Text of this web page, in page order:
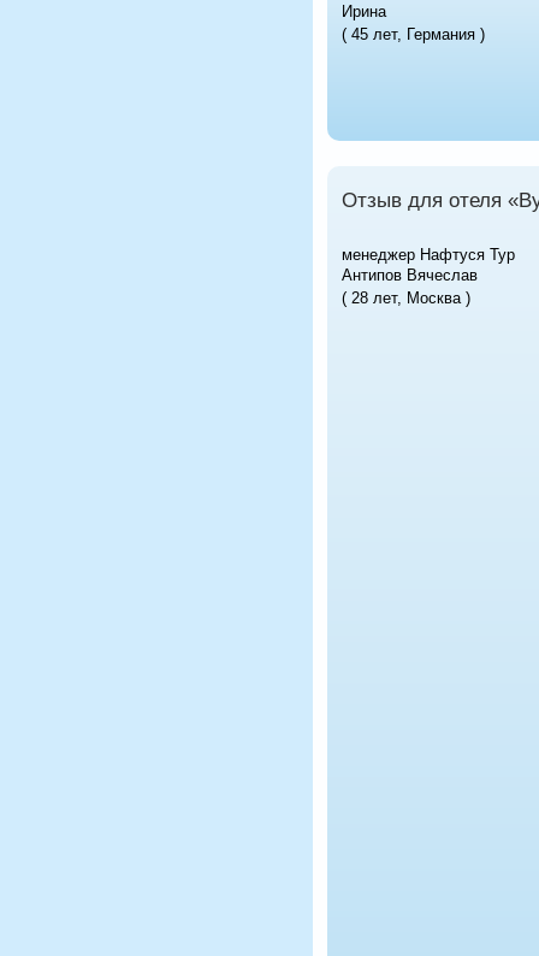
Ирина
( 45 лет, Германия )
Отзыв для отеля
менеджер Нафтуся Тур
Антипов Вячеслав
( 28 лет, Москва )